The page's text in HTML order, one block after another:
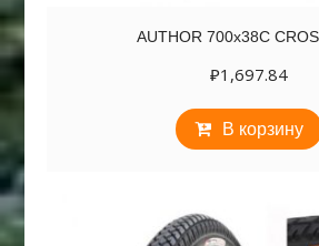
AUTHOR 700х38C
₽1,697.84
В корзину